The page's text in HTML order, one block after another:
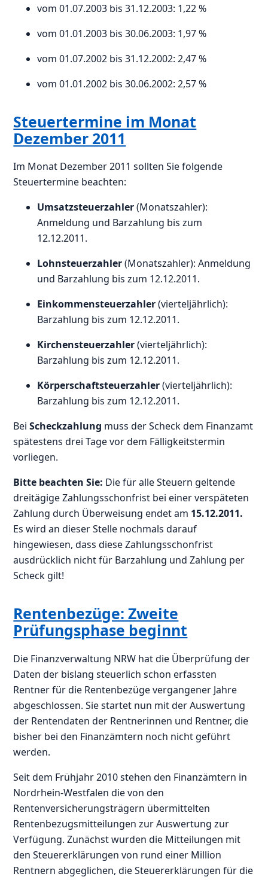
vom 01.07.2003 bis 31.12.2003: 1,22 %
vom 01.01.2003 bis 30.06.2003: 1,97 %
vom 01.07.2002 bis 31.12.2002: 2,47 %
vom 01.01.2002 bis 30.06.2002: 2,57 %
Steuertermine im Monat
Dezember 2011
Im Monat Dezember 2011 sollten Sie folgende
Steuertermine beachten:
Umsatzsteuerzahler(Monatszahler):
Anmeldung und Barzahlung bis zum
12.12.2011.
Lohnsteuerzahler(Monatszahler): Anmeldung
und Barzahlung bis zum 12.12.2011.
Einkommensteuerzahler(vierteljährlich):
Barzahlung bis zum 12.12.2011.
Kirchensteuerzahler(vierteljährlich):
Barzahlung bis zum 12.12.2011.
Körperschaftsteuerzahler(vierteljährlich):
Barzahlung bis zum 12.12.2011.
BeiScheckzahlung muss der Scheck dem Finanzamt
spätestens drei Tage vor dem Fälligkeitstermin
vorliegen.
Bitte beachten Sie: Die für alle Steuern geltende
dreitägige Zahlungsschonfrist bei einer verspäteten
Zahlung durch Überweisung endet am 15.12.2011.
Es wird an dieser Stelle nochmals darauf
hingewiesen, dass diese Zahlungsschonfrist
ausdrücklich nicht für Barzahlung und Zahlung per
Scheck gilt!
Rentenbezüge: Zweite
Prüfungsphase beginnt
Die Finanzverwaltung NRW hat die Überprüfung der
Daten der bislang steuerlich schon erfassten
Rentner für die Rentenbezüge vergangener Jahre
abgeschlossen. Sie startet nun mit der Auswertung
der Rentendaten der Rentnerinnen und Rentner, die
bisher bei den Finanzämtern noch nicht geführt
werden.
Seit dem Frühjahr 2010 stehen den Finanzämtern in
Nordrhein-Westfalen die von den
Rentenversicherungsträgern übermittelten
Rentenbezugsmitteilungen zur Auswertung zur
Verfügung. Zunächst wurden die Mitteilungen mit
den Steuererklärungen von rund einer Million
Rentnern abgeglichen, die Steuererklärungen für die